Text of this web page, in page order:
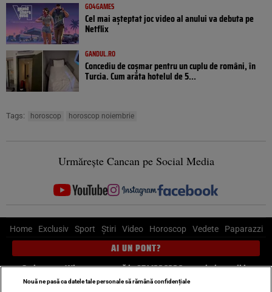
GO4GAMES
Cel mai așteptat joc video al anului va debuta pe
Netflix
GANDUL.RO
Concediu de coșmar pentru un cuplu de români, în
Turcia. Cum arăta hotelul de 5...
Tags: horoscop horoscop noiembrie
Urmărește Cancan pe Social Media
Home Exclusiv Sport Știri Video Horoscop Vedete Paparazzi
AI UN PONT?
Scrie-ne pe Whatsapp, sună la 0741226226 sau trimite mail la
pont@cancan.ro
Nouă ne pasă ca datele tale personale să rămână confidențiale